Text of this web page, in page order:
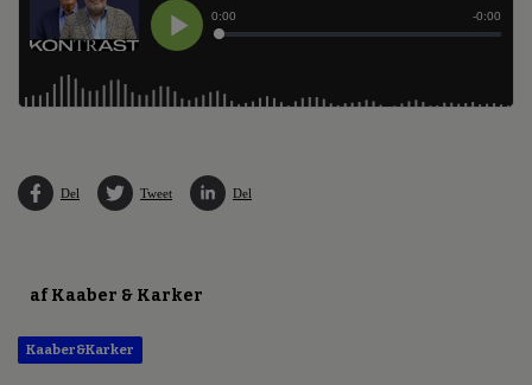
Del Tweet Del
af Kaaber & Karker
Kaaber&Karker